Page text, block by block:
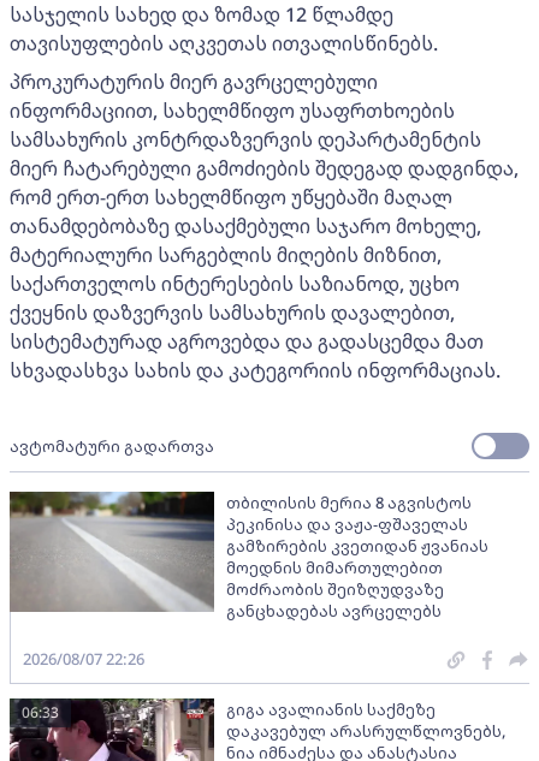
სასჯელის სახედ და ზომად 12 წლამდე
თავისუფლების აღკვეთას ითვალისწინებს.
პროკურატურის მიერ გავრცელებული
ინფორმაციით, სახელმწიფო უსაფრთხოების
სამსახურის კონტრდაზვერვის დეპარტამენტის
მიერ ჩატარებული გამოძიების შედეგად დადგინდა,
რომ ერთ-ერთ სახელმწიფო უწყებაში მაღალ
თანამდებობაზე დასაქმებული საჯარო მოხელე,
მატერიალური სარგებლის მიღების მიზნით,
საქართველოს ინტერესების საზიანოდ, უცხო
ქვეყნის დაზვერვის სამსახურის დავალებით,
სისტემატურად აგროვებდა და გადასცემდა მათ
სხვადასხვა სახის და კატეგორიის ინფორმაციას.
ავტომატური გადართვა
თბილისის მერია 8 აგვისტოს
პეკინისა და ვაჟა-ფშაველას
გამზირების კვეთიდან ჟვანიას
მოედნის მიმართულებით
მოძრაობის შეიზღუდვაზე
განცხადებას ავრცელებს
2026/08/07 22:26
გიგა ავალიანის საქმეზე
დაკავებულ არასრულწლოვნებს,
ნია იმნაძესა და ანასტასია
06:33